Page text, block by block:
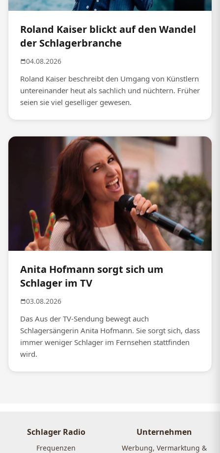
Roland Kaiser blickt auf den Wandel
der Schlagerbranche
04.08.2026
Roland Kaiser beschreibt den Umgang von Künstlern
untereinander heut als sachlich und nüchtern. Früher
seien sie viel geselliger gewesen.
Anita Hofmann sorgt sich um
Schlager im TV
03.08.2026
Das Aus der TV-Sendung bewegt auch
Schlagersängerin Anita Hofmann. Sie sorgt sich, dass
immer weniger Schlager im Fernsehen stattfinden
wird.
Schlager Radio
Frequenzen
Unternehmen
Werbung, Vermarktung &